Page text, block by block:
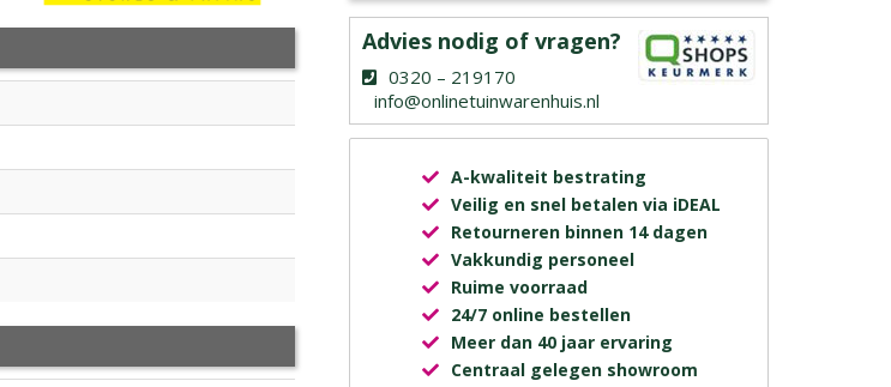
Advies nodig of vragen?
0320 – 219170
info@onlinetuinwarenhuis.nl
A-kwaliteit bestrating
Veilig en snel betalen via iDEAL
Retourneren binnen 14 dagen
Vakkundig personeel
Ruime voorraad
24/7 online bestellen
Meer dan 40 jaar ervaring
Centraal gelegen showroom